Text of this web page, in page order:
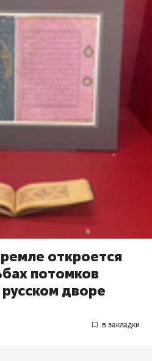
откроется
потомков
дворе